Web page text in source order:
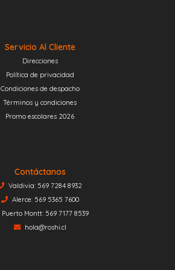
Servicio Al Cliente
Direcciones
Política de privacidad
Condiciones de despacho
Términos y condiciones
Promo escolares 2026
Contáctanos
Valdivia: 569 7284 8932
Alerce: 569 5365 7600
Puerto Montt: 569 7177 8539
hola@roshi.cl